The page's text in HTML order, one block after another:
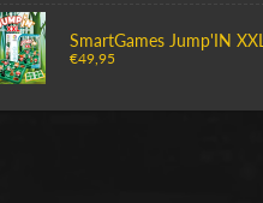
SmartGames Jump'IN XXL
€49,95